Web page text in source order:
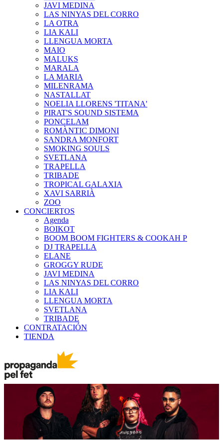
JAVI MEDINA
LAS NINYAS DEL CORRO
LA OTRA
LIA KALI
LLENGUA MORTA
MAIO
MALUKS
MARALA
LA MARIA
MILENRAMA
NASTALLAT
NOELIA LLORENS 'TITANA'
PIRAT'S SOUND SISTEMA
PONCELAM
ROMÀNTIC DIMONI
SANDRA MONFORT
SMOKING SOULS
SVETLANA
TRAPELLA
TRIBADE
TROPICAL GALAXIA
XAVI SARRIÀ
ZOO
CONCIERTOS
Agenda
BOIKOT
BOOM BOOM FIGHTERS & COOKAH P
DJ TRAPELLA
ELANE
GROGGY RUDE
JAVI MEDINA
LAS NINYAS DEL CORRO
LIA KALI
LLENGUA MORTA
SVETLANA
TRIBADE
CONTRATACIÓN
TIENDA